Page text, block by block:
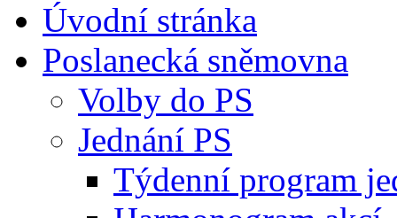
Úvodní stránka
Poslanecká sněmovna
Volby do PS
Jednání PS
Týdenní program